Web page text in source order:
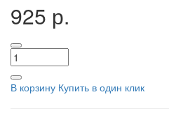
925 р.
В корзину Купить в один клик